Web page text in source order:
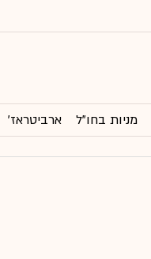
מניות בחו"ל ארביטראז'